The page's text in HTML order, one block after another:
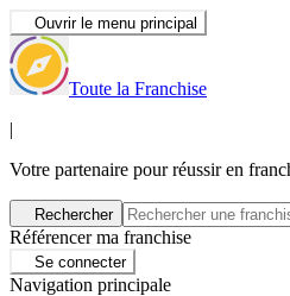
Ouvrir le menu principal
Toute la Franchise
|
Votre partenaire pour réussir en
Rechercher
Référencer ma franchise
Se connecter
Navigation principale